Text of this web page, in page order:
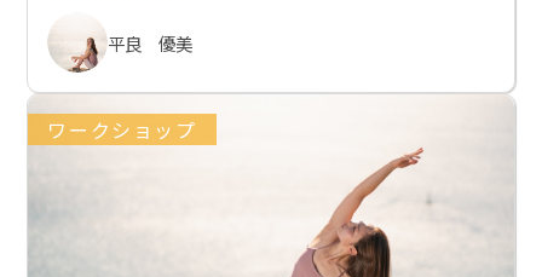
平良 優美
ワークショップ